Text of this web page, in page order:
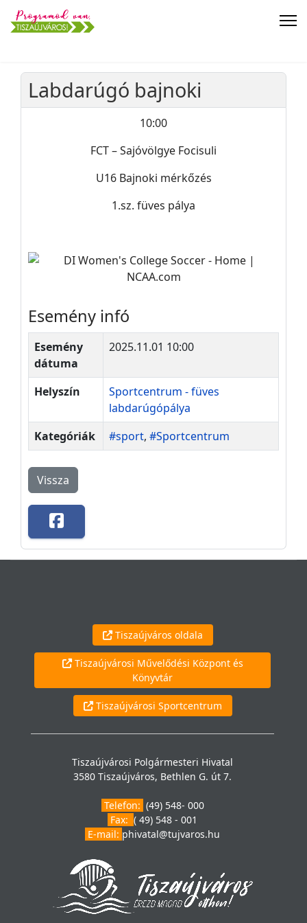
Labdarúgó bajnoki
10:00
FCT – Sajóvölgye Focisuli
U16 Bajnoki mérkőzés
1.sz. füves pálya
Esemény infó
Esemény
dátuma
2025.11.01 10:00
Helyszín
Sportcentrum - füves
labdarúgópálya
Kategóriák
#sport, #Sportcentrum
Vissza
Tiszaújváros oldala
Tiszaújvárosi Művelődési Központ és
Könyvtár
Tiszaújvárosi Sportcentrum
Tiszaújvárosi Polgármesteri Hivatal
3580 Tiszaújváros, Bethlen G. út 7.
Telefon: (49) 548- 000
Fax: ( 49) 548 - 001
E-mail: phivatal@tujvaros.hu